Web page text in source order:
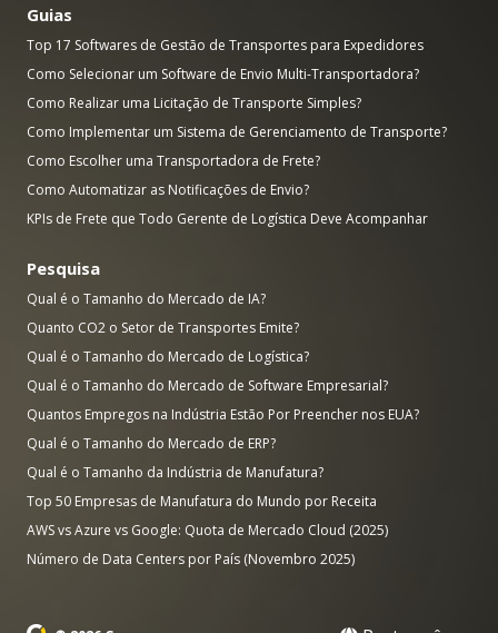
Guias
Top 17 Softwares de Gestão de Transportes para Expedidores
Como Selecionar um Software de Envio Multi-Transportadora?
Como Realizar uma Licitação de Transporte Simples?
Como Implementar um Sistema de Gerenciamento de Transporte?
Como Escolher uma Transportadora de Frete?
Como Automatizar as Notificações de Envio?
KPIs de Frete que Todo Gerente de Logística Deve Acompanhar
Pesquisa
Qual é o Tamanho do Mercado de IA?
Quanto CO2 o Setor de Transportes Emite?
Qual é o Tamanho do Mercado de Logística?
Qual é o Tamanho do Mercado de Software Empresarial?
Quantos Empregos na Indústria Estão Por Preencher nos EUA?
Qual é o Tamanho do Mercado de ERP?
Qual é o Tamanho da Indústria de Manufatura?
Top 50 Empresas de Manufatura do Mundo por Receita
AWS vs Azure vs Google: Quota de Mercado Cloud (2025)
Número de Data Centers por País (Novembro 2025)